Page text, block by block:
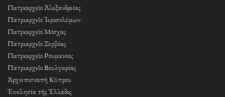
Πατριαρχεῖο Ἀλεξανδρείας
Πατριαρχεῖο Ἱεροσολύμων
Πατριαρχεῖο Μόσχας
Πατριαρχεῖο Σερβίας
Πατριαρχεῖο Ρουμανίας
Πατριαρχεῖο Βουλγαρίας
Ἀρχιεπισκοπὴ Κύπρου
Ἐκκλησία τῆς Ἑλλάδος